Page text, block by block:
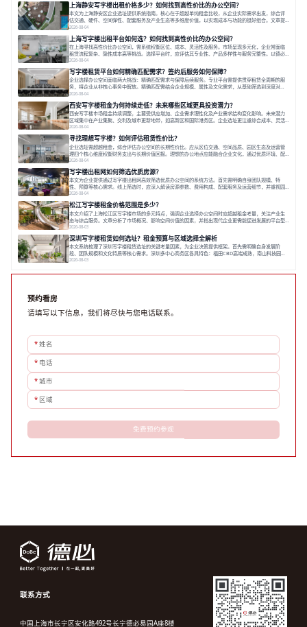
上海静安写字楼出租价格多少？如何找到高性价比的办公空间？
本文为上海静安区企业选址提供系统指南。核心在于超越单纯租金比较，从企业实际需求出发，综合评
估交通、硬件、空间弹性、配套服务及产业生态等多维度价值，以实现成本与功能的挺好组合。文章提
出打破固定工位思维，采用精装灵活空间与共享配套以提升性价比，并通过不同规模企业的实际案例加
以说明。之后指出，专业运营服务商提供的稳定环境、社群活动与产业集聚等增值服务，是很大化空间
价值、助力企业成长的关键。对于许多在
2026-08-04
上海写字楼出租平台如何选？如何找到高性价比的办公空间？
在上海寻找高性价比办公空间，需系统权衡区位、成本、灵活性及服务。市场呈现多元化，企业常面临
租赁流程复杂、隐性成本高等挑战。选择平台时，应评估其专业性、产品多样性与服务完整性。以德必
为例，其提供从空间到生态的解决方案，通过特色园区、灵活产品和丰富配套，满足不同企业需求。企
业应明确自身需求，实地考察，选择能支持长期发展、提升竞争力的办公空间。在上海寻找合适的办公
空间，对于企业行政负责人、中小企业主
2026-08-04
写字楼租赁平台如何精确匹配需求？签约后服务如何保障？
企业选择办公空间面临两大挑战：精确匹配需求与保障后续服务。专业平台需提供贯穿租赁全周期的服
务，将企业从非核心事务中解放。精确匹配需结合企业规模、属性及文化需求，从基础筛选到深度对
接；签约后则需构建覆盖硬件运维、共享配套及专业物业的全周期保障体系。德必集团通过标准化服务
与个性化运营结合，以全国布局和产业生态圈为企业提供稳定支持，体现了从信息撮合到深度服务的能
力转变。在为企业寻找办公空间的过程中，
2026-08-04
西安写字楼租金为何持续走低？未来哪些区域更具投资潜力？
西安写字楼市场租金持续调整，主要受供应增加、企业需求理性化及产业需求结构变化影响。未来潜力
区域集中在产业集聚、交利及城市更新地带，如高新区和国际港务区。企业选址更注重综合成本、灵活
性与员工体验，倾向于提供全包式服务的办公空间。专业运营方通过空间优化与社群服务，助力企业成
长，推动市场向多元化、高性价比方向发展。近年来，西安写字楼市场呈现出租金持续调整的态势，这
一现象引发了的广泛关注。作为西部重要
2026-08-04
寻找理想写字楼？如何评估租赁性价比？
企业选址需超越租金，综合评估办公空间的长期性价比。应从区位交通、空间品质、园区生态及运营管
理四个核心维度权衡财务支出与长期价值回报。理想的办公地点应能融合企业文化，通过优质环境、配
套服务及社群资源赋能业务增长，实现成本与价值的平衡。对于许多正在成长或寻求稳定发展的企业而
言，寻找一处合适的办公空间是一项至关重要的决策。这不仅关系到团队的日常工作效率与协作氛围，
更直接影响着企业的品牌形象、运营成本
2026-08-04
写字楼出租网如何筛选优质房源？
本文为企业提供通过写字楼出租网高效筛选优质办公空间的系统方法。首先需明确自身团队规模、特
性、预算等核心需求。线上筛选时，应深入解读房源参数、费用构成、配套服务及运营细节，并重视园
区产业生态与交通区位价值。同时，需考察运营方的品牌背景与持续服务能力。完成线上初选后，必须
进行线下实地验证，核对空间实景、测试设施、感受园区氛围并确认合同条款，从而做出精确决策。在
数字化时代，写字楼出租网已成为企业寻找
2026-08-04
松江写字楼租金价格范围是多少？
本文介绍了上海松江区写字楼市场的多元特点，强调企业选择办公空间时应超越租金考量，关注产业生
态与综合服务。文章分析了市场概况、影响空间价值的因素，并指出现代企业更需能促进发展的平台型
空间。之后，以德必集团为例，说明运营方如何通过构建服务生态助力企业成长，建议企业系统评估需
求与长期价值，选择匹配的发展载体。对于许多寻求在上海松江区设立或扩展办公空间的企业而言，了
解该区域的写字楼市场概况是决策的首先
2026-08-03
深圳写字楼租赁如何选址？租金预算与区域选择全解析
本文系统梳理了深圳写字楼租赁选址的关键考量因素，为企业决策提供框架。首先需明确自身发展阶
段、团队规模和文化特质等核心需求。深圳多中心商务区各具特色：福田CBD高端成熟，南山科技园创
新活力强，前海具政策优势。除传统写字楼外，创意产业园注重生态与社群，适合文创、科技类企业。
款。选址是综合性战略决策，旨在让办公
2026-08-03
预约看房
请填写以下信息，我们将尽快与您电话联系。
*姓名
* 电话
*城市
* 区域
免费预约参观
联系方式
中国上海市长宁区安化路492号长宁德必易园A座8楼